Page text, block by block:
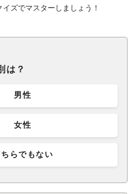
ズでマスターしましょう！
は？
男性
女性
ちらでもない